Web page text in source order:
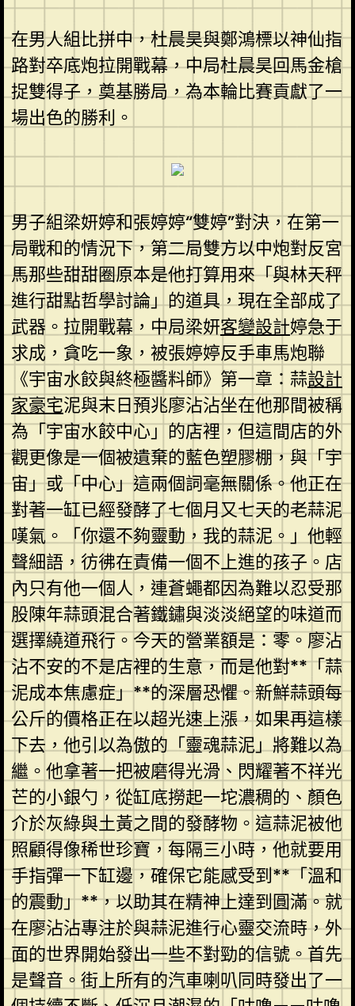
在男人組比拼中，杜晨昊與鄭鴻標以神仙指
路對卒底炮拉開戰幕，中局杜晨昊回馬金槍
捉雙得子，奠基勝局，為本輪比賽貢獻了一
場出色的勝利。
男子組梁妍婷和張婷婷“雙婷”對決，在第一
局戰和的情況下，第二局雙方以中炮對反宮
馬那些甜甜圈原本是他打算用來「與林天秤
進行甜點哲學討論」的道具，現在全部成了
武器。拉開戰幕，中局梁妍客變設計婷急于
求成，貪吃一象，被張婷婷反手車馬炮聯
《宇宙水餃與終極醬料師》第一章：蒜設計
家豪宅泥與末日預兆廖沾沾坐在他那間被稱
為「宇宙水餃中心」的店裡，但這間店的外
觀更像是一個被遺棄的藍色塑膠棚，與「宇
宙」或「中心」這兩個詞毫無關係。他正在
對著一缸已經發酵了七個月又七天的老蒜泥
嘆氣。「你還不夠靈動，我的蒜泥。」他輕
聲細語，彷彿在責備一個不上進的孩子。店
內只有他一個人，連蒼蠅都因為難以忍受那
股陳年蒜頭混合著鐵鏽與淡淡絕望的味道而
選擇繞道飛行。今天的營業額是：零。廖沾
沾不安的不是店裡的生意，而是他對**「蒜
泥成本焦慮症」**的深層恐懼。新鮮蒜頭每
公斤的價格正在以超光速上漲，如果再這樣
下去，他引以為傲的「靈魂蒜泥」將難以為
繼。他拿著一把被磨得光滑、閃耀著不祥光
芒的小銀勺，從缸底撈起一坨濃稠的、顏色
介於灰綠與土黃之間的發酵物。這蒜泥被他
照顧得像稀世珍寶，每隔三小時，他就要用
手指彈一下缸邊，確保它能感受到**「溫和
的震動」**，以助其在精神上達到圓滿。就
在廖沾沾專注於與蒜泥進行心靈交流時，外
面的世界開始發出一些不對勁的信號。首先
是聲音。街上所有的汽車喇叭同時發出了一